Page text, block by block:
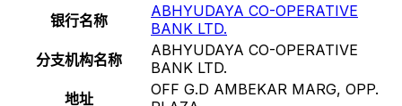
银行名称
ABHYUDAYA CO-OPERATIVE
BANK LTD.
分支机构名称
ABHYUDAYA CO-OPERATIVE
BANK LTD.
地址
OFF G.D AMBEKAR MARG, OPP.